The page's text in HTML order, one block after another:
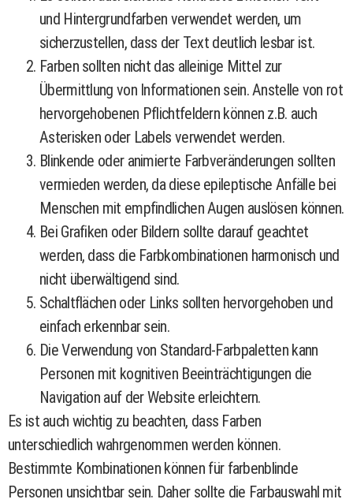
und Hintergrundfarben verwendet werden, um
sicherzustellen, dass der Text deutlich lesbar ist.
Farben sollten nicht das alleinige Mittel zur
Übermittlung von Informationen sein. Anstelle von rot
hervorgehobenen Pflichtfeldern können z.B. auch
Asterisken oder Labels verwendet werden.
Blinkende oder animierte Farbveränderungen sollten
vermieden werden, da diese epileptische Anfälle bei
Menschen mit empfindlichen Augen auslösen können.
Bei Grafiken oder Bildern sollte darauf geachtet
werden, dass die Farbkombinationen harmonisch und
nicht überwältigend sind.
Schaltflächen oder Links sollten hervorgehoben und
einfach erkennbar sein.
Die Verwendung von Standard-Farbpaletten kann
Personen mit kognitiven Beeinträchtigungen die
Navigation auf der Website erleichtern.
Es ist auch wichtig zu beachten, dass Farben
unterschiedlich wahrgenommen werden können.
Bestimmte Kombinationen können für farbenblinde
Personen unsichtbar sein. Daher sollte die Farbauswahl mit